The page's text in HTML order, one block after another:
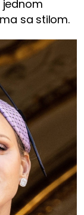
jednom
sa stilom.